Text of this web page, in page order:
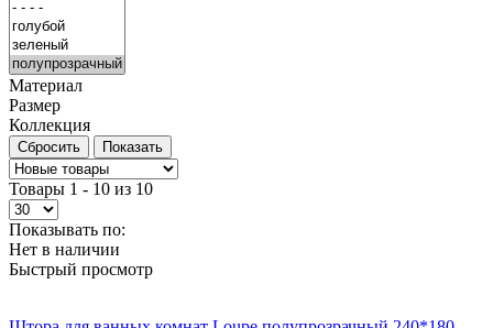
Материал
Размер
Коллекция
Товары 1 - 10 из 10
Показывать по:
Нет в наличии
Быстрый просмотр